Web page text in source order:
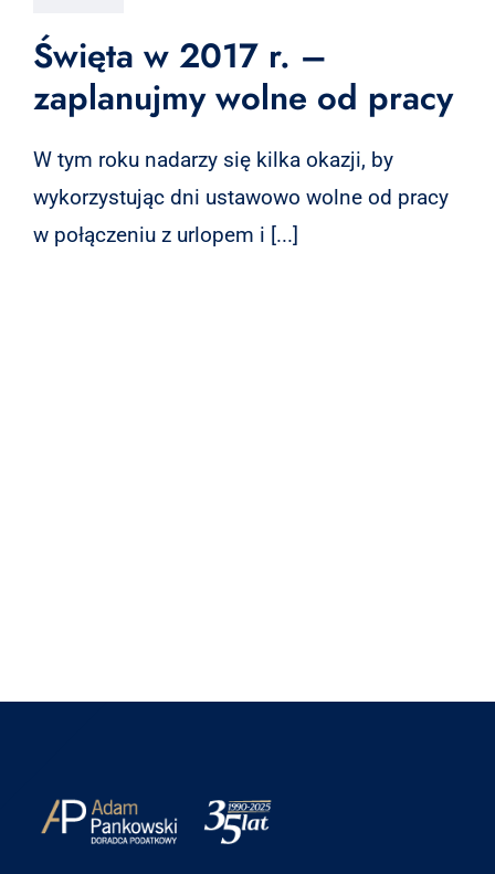
Święta w 2017 r. –
zaplanujmy wolne od pracy
W tym roku nadarzy się kilka okazji, by
wykorzystując dni ustawowo wolne od pracy
w połączeniu z urlopem i [...]